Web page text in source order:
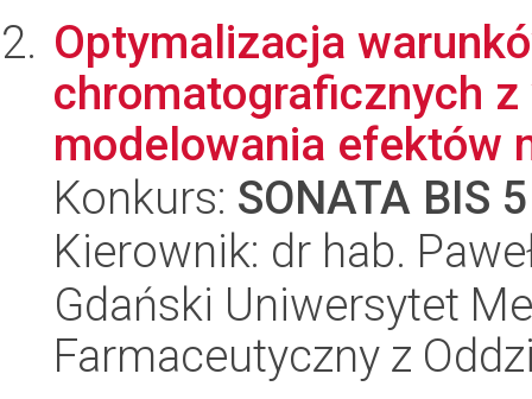
Optymalizacja
chromatograficznych
modelowania efektów
Konkurs: SONATA BIS 5
Kierownik: dr hab.
Gdański Uniwersytet
Farmaceutyczny z